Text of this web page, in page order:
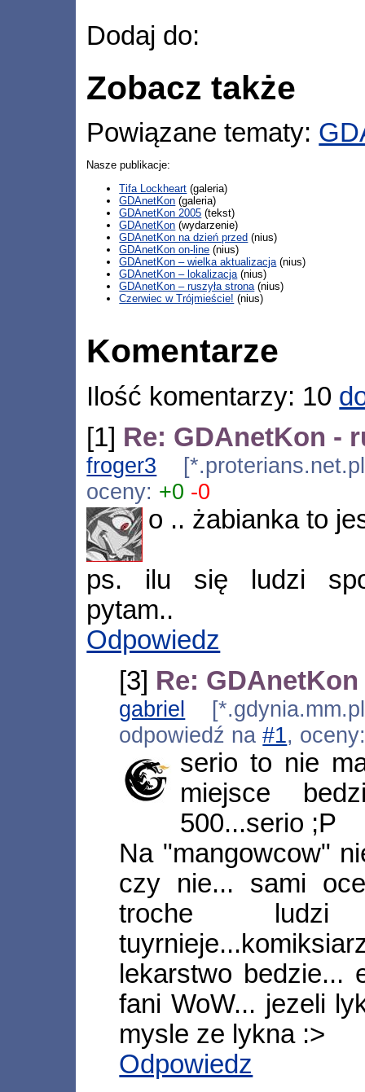
Dodaj do:
Zobacz także
Powiązane tematy:
Nasze publikacje:
Tifa Lockheart (galeria)
GDAnetKon (galeria)
GDAnetKon 2005 (tekst)
GDAnetKon (wydarzenie)
GDAnetKon na dzień przed (nius)
GDAnetKon on-line (nius)
GDAnetKon – wielka aktualizacja (nius)
GDAnetKon – lokalizacja (nius)
GDAnetKon – ruszyła strona (nius)
Czerwiec w Trójmieście! (nius)
Komentarze
Ilość komentarzy: 10
[1] Re: GDAnetKon -
froger3
oceny: +0 -0
o .. żabianka to
ps. ilu się ludzi
pytam..
Odpowiedz
[3] Re:
gabriel
odpowiedź na#1,
serio to nie
miejsce
500...serio ;P
Na "mangowcow"
czy nie... sami
troche
lekarstwo bedzie...
fani WoW... jezeli
mysle ze lykna :>
Odpowiedz